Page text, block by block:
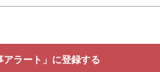
アラート」に登録する